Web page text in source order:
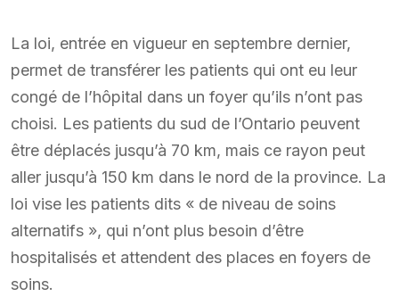
La loi, entrée en vigueur en septembre dernier,
permet de transférer les patients qui ont eu leur
congé de l’hôpital dans un foyer qu’ils n’ont pas
choisi. Les patients du sud de l’Ontario peuvent
être déplacés jusqu’à 70 km, mais ce rayon peut
aller jusqu’à 150 km dans le nord de la province. La
loi vise les patients dits « de niveau de soins
alternatifs », qui n’ont plus besoin d’être
hospitalisés et attendent des places en foyers de
soins.